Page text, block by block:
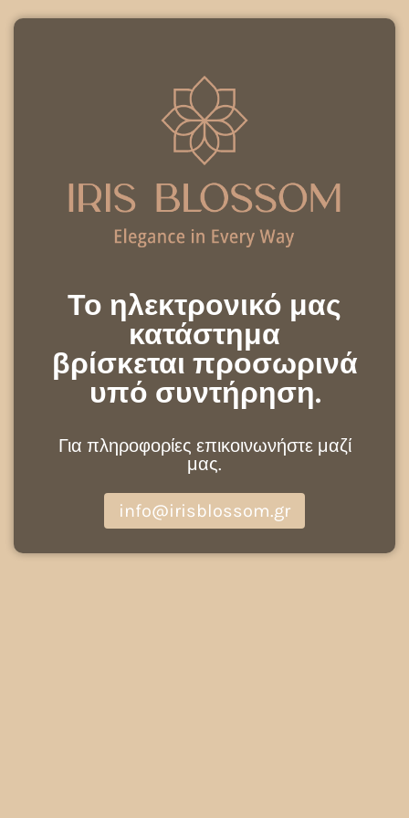
Το ηλεκτρονικό μας
κατάστημα
βρίσκεται προσωρινά
υπό συντήρηση.
Για πληροφορίες επικοινωνήστε μαζί
μας.
info@irisblossom.gr